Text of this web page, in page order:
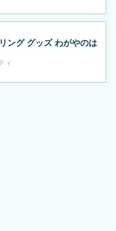
ング グッズ わがやのは
ィ